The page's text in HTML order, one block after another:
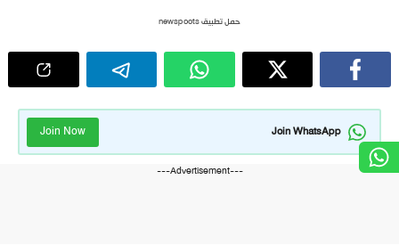
حمل تطبيق newspoots
Join WhatsApp
Join Now
---Advertisement---